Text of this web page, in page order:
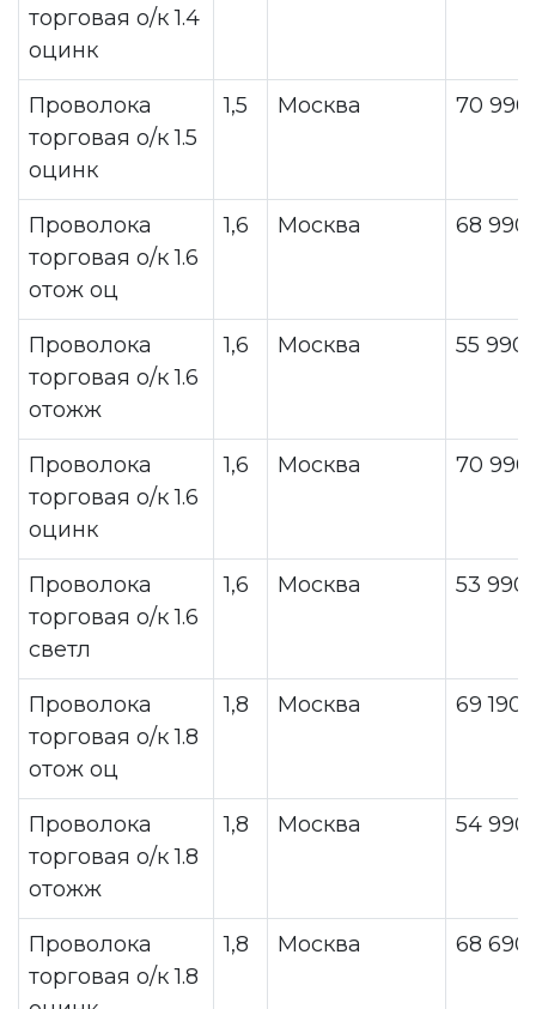
торговая о/к 1.4
оцинк
Проволока
торговая о/к 1.5
оцинк
1,5 Москва 70 990
Проволока
торговая о/к 1.6
отож оц
1,6 Москва 68 990
Проволока
торговая о/к 1.6
отожж
1,6 Москва 55 990
Проволока
торговая о/к 1.6
оцинк
1,6 Москва 70 990
Проволока
торговая о/к 1.6
светл
1,6 Москва 53 990
Проволока
торговая о/к 1.8
отож оц
1,8 Москва 69 190
Проволока
торговая о/к 1.8
отожж
1,8 Москва 54 990
Проволока
торговая о/к 1.8
1,8 Москва 68 690